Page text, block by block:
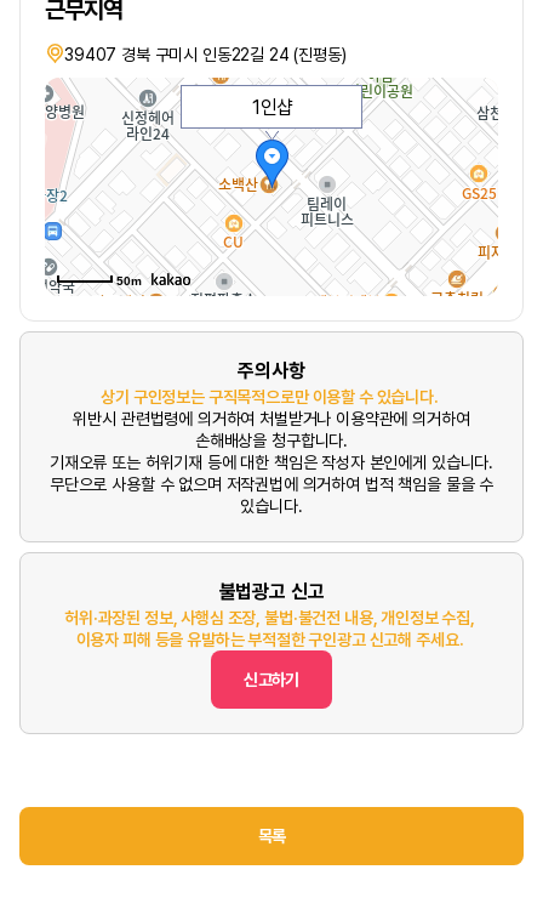
근무지역
39407 경북 구미시 인동22길 24 (진평동)
1인샵
50m
주의사항
상기 구인정보는 구직목적으로만 이용할 수 있습니다.
위반시 관련법령에 의거하여 처벌받거나 이용약관에 의거하여
손해배상을 청구합니다.
기재오류 또는 허위기재 등에 대한 책임은 작성자 본인에게 있습니다.
무단으로 사용할 수 없으며 저작권법에 의거하여 법적 책임을 물을 수
있습니다.
불법광고 신고
허위·과장된 정보, 사행심 조장, 불법·불건전 내용, 개인정보 수집,
이용자 피해 등을 유발하는 부적절한 구인광고 신고해 주세요.
신고하기
목록